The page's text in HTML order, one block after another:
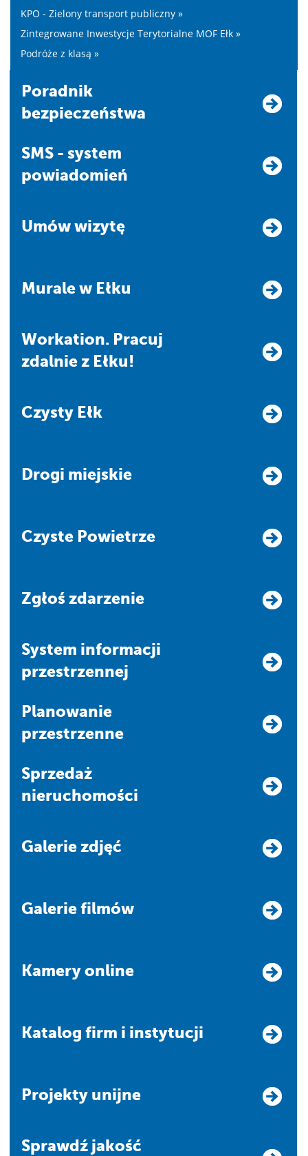
KPO - Zielony transport publiczny »
Zintegrowane Inwestycje Terytorialne MOF Ełk »
Podróże z klasą »
Poradnik
bezpieczeństwa
SMS - system
powiadomień
Umów wizytę
Murale w Ełku
Workation. Pracuj
zdalnie z Ełku!
Czysty Ełk
Drogi miejskie
Czyste Powietrze
Zgłoś zdarzenie
system informacji
przestrzennej
Planowanie
przestrzenne
Sprzedaż
nieruchomości
Galerie zdjęć
Galerie filmów
Kamery online
Katalog firm i instytucji
Projekty unijne
Sprawdź jakość